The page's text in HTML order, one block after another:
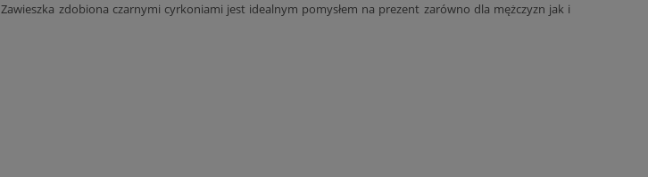
Zawieszka zdobiona czarnymi cyrkoniami jest idealnym pomysłem na prezent zarówno dla mężczyzn jak i